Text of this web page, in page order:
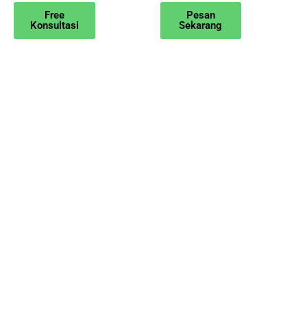
Free
Konsultasi
Pesan
Sekarang